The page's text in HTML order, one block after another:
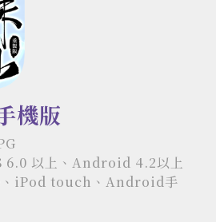
機版
6.0 以上、Android 4.2以上
、iPod touch、Android手